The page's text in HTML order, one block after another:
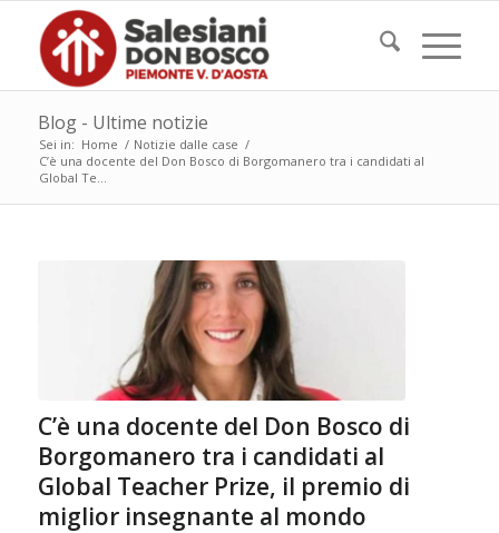
Blog - Ultime notizie
Sei in: Home / Notizie dalle case /
C’è una docente del Don Bosco di Borgomanero tra i candidati al
Global Te...
C’è una docente del Don Bosco di
Borgomanero tra i candidati al
Global Teacher Prize, il premio di
miglior insegnante al mondo